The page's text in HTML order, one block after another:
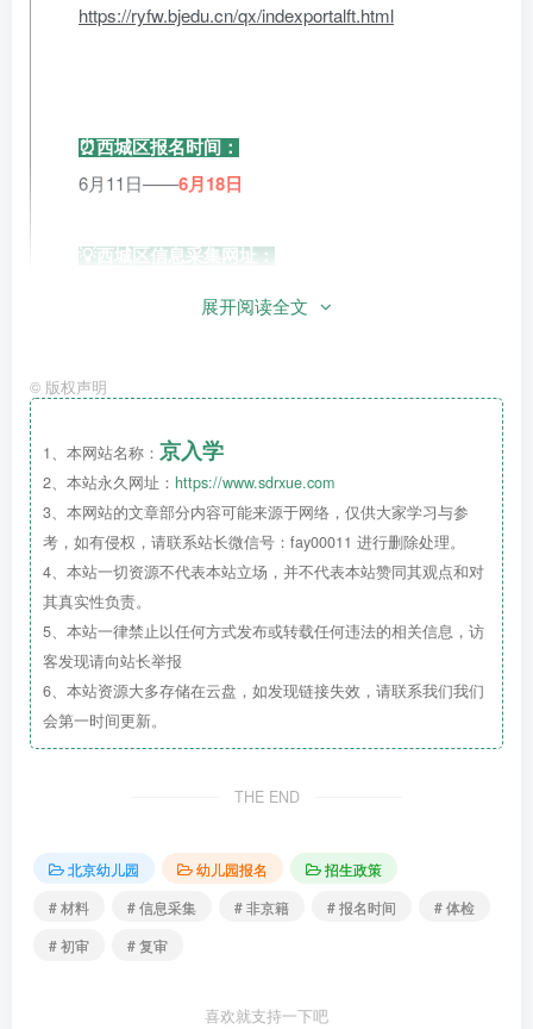
https://ryfw.bjedu.cn/qx/indexportalft.html
⏰西城区报名时间：
6月11日——6月18日
💡西城区信息采集网址：
西城区网上报名时间即将结束；丰台区信息采集时间即
⏰北京各城区报名时间表：
展开阅读全文
© 版权声明
1、本网站名称： 京入学
2、本站永久网址： https://www.sdrxue.com
3、本网站的文章部分内容可能来源于网络，仅供大家学习与参
考，如有侵权，请联系站长微信号：fay00011 进行删除处理。
4、本站一切资源不代表本站立场，并不代表本站赞同其观点和对
其真实性负责。
5、本站一律禁止以任何方式发布或转载任何违法的相关信息，访
客发现请向站长举报
6、本站资源大多存储在云盘，如发现链接失效，请联系我们我们
会第一时间更新。
THE END
北京幼儿园 幼儿园报名
招生政策
# 材料
# 信息采集 # 非京籍 # 报名时间
# 体检
# 初审
# 复审
喜欢就支持一下吧